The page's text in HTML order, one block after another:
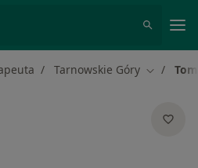
Tarnowskie Góry Zmień